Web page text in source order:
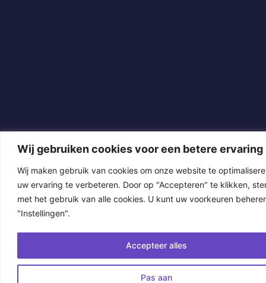
Wij gebruiken cookies voor een betere ervaring
Wij maken gebruik van cookies om onze website te
uw ervaring te verbeteren. Door op "Accepteren" te klikken,
met het gebruik van alle cookies. U kunt uw voorkeuren
"Instellingen".
Pas aan
Accepteer alles